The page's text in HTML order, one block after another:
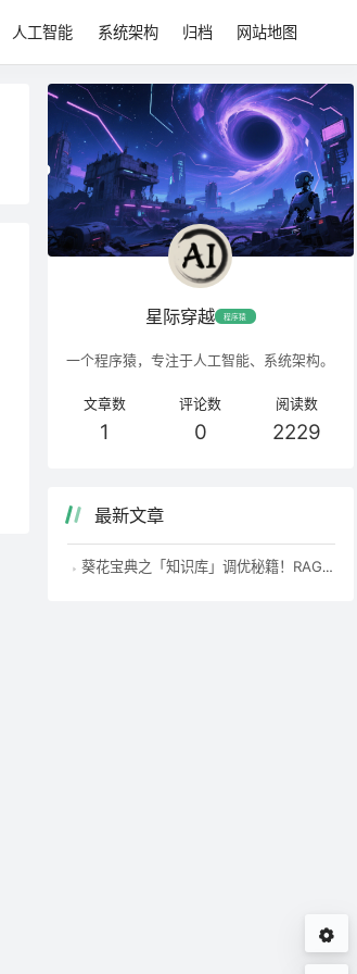
人工智能 系统架构 归档 网站地图
星际穿越 程序猿
一个程序猿，专注于人工智能、系统架构。
文章数
1
评论数
0
阅读数
2229
最新文章
葵花宝典之「知识库」调优秘籍！RAG优化指南！